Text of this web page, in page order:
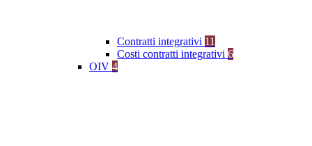
Contratti integrativi 11
Costi contratti integrativi 6
OIV 4